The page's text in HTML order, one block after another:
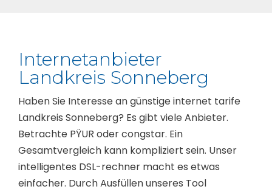
Internetanbieter
Landkreis Sonneberg
Haben Sie Interesse an günstige internet tarife
Landkreis Sonneberg? Es gibt viele Anbieter.
Betrachte PŸUR oder congstar. Ein
Gesamtvergleich kann kompliziert sein. Unser
intelligentes DSL-rechner macht es etwas
einfacher. Durch Ausfüllen unseres Tool